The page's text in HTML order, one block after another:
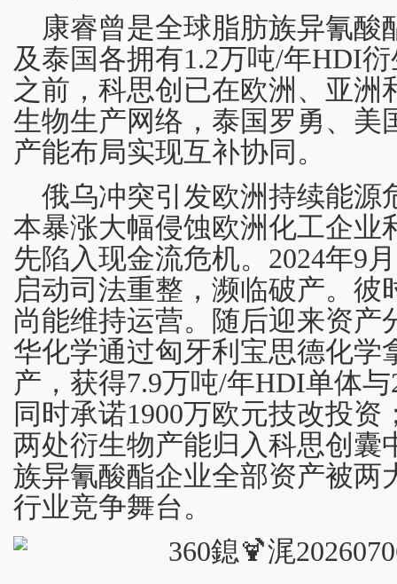
康睿曾是全球脂肪族异氰酸
及泰国各拥有1.2万吨/年HDI
之前，科思创已在欧洲、亚洲
生物生产网络，泰国罗勇、美
产能布局实现互补协同。
俄乌冲突引发欧洲持续能源
本暴涨大幅侵蚀欧洲化工企业
先陷入现金流危机。2024年9
启动司法重整，濒临破产。彼
尚能维持运营。随后迎来资产
华化学通过匈牙利宝思德化学
产，获得7.9万吨/年HDI单体
同时承诺1900万欧元技改投
两处衍生物产能归入科思创囊
族异氰酸酯企业全部资产被两
行业竞争舞台。